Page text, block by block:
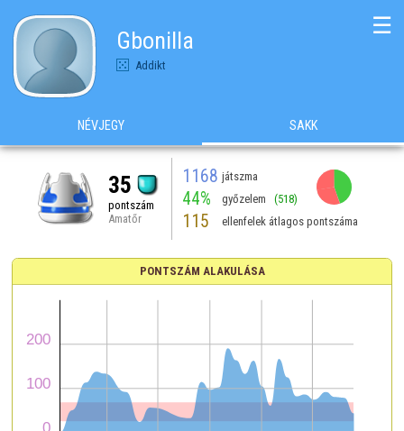
Gbonilla
Addikt
☰
NÉVJEGY SAKK
35
pontszám
Amatőr
1168 játszma
44% győzelem (518)
115 ellenfelek átlagos pontszáma
PONTSZÁM ALAKULÁSA